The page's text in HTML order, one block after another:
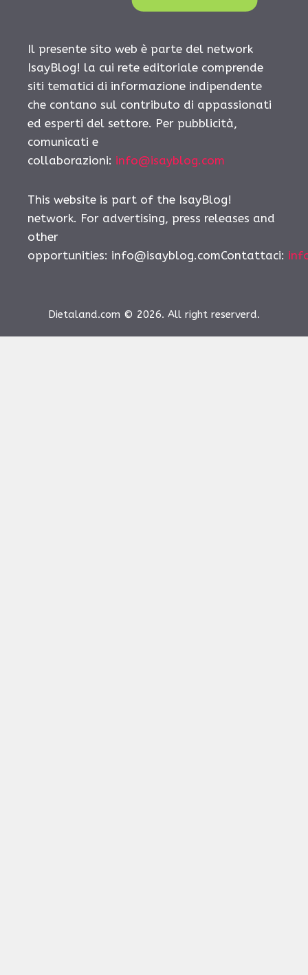
Il presente sito web è parte del network
IsayBlog! la cui rete editoriale comprende
siti tematici di informazione indipendente
che contano sul contributo di appassionati
ed esperti del settore. Per pubblicità,
comunicati e
collaborazioni: info@isayblog.com
This website is part of the IsayBlog!
network. For advertising, press releases and
other
opportunities: info@isayblog.comContattaci:
Dietaland.com © 2026. All right reserverd.